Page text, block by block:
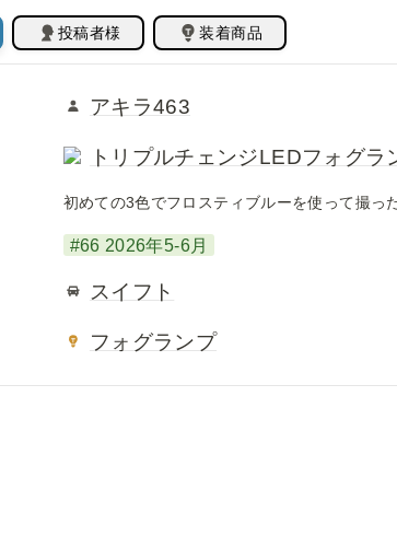
投稿者様 装着商品
アキラ463
トリプルチェンジLEDフォグ
初めての3色でフロスティブルーを使って撮っ
#66 2026年5-6月
スイフト
フォグランプ